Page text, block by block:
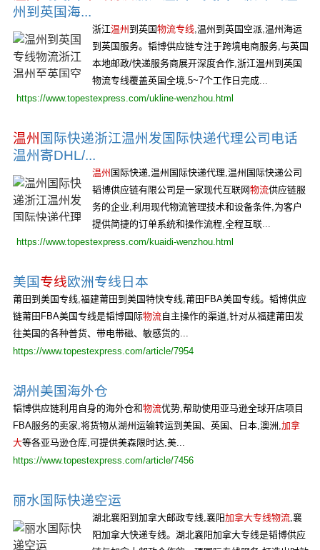
州到英国海...
浙江温州 到英国物流专线,温州到英国空派,温州海运
到英国服务。韬博供应链专注于跨境电商服务,与英国
本地邮政/快递服务商展开深度合作,浙江温州到英国
物流专线覆盖英国全境,5~7个工作日完成...
https://www.topestexpress.com/ukline-wenzhou.html
温州 国际快递浙江温州发国际快递代理公司电话
温州寄DHL/...
温州 国际快递,温州国际快递代理,温州国际快递公司
韬博供应链有限公司是一家现代互联网物流供应链服
务的企业,利用现代物流管理技术和设备条件,为客户
提供简捷的订单系统和操作流程,全程互联...
https://www.topestexpress.com/kuaidi-wenzhou.html
美国专线欧洲专线日本
莆田到美国专线,福建莆田到美国特快专线,莆田FBA美国专线。韬博供应
链莆田FBA美国专线是韬博国际物流自主操作的渠道,针对从福建莆田发
往美国的各种普货、带电带磁、敏感货的...
https://www.topestexpress.com/article/7954
湖州美国海外仓
韬博供应链利用自身的海外仓和物流优势,帮助使用亚马逊全球开店项目
FBA服务的卖家,将货物从湖州运输转运到美国、英国、日本,澳洲,加拿
大等各亚马逊仓库,可提供美森限时达,美...
https://www.topestexpress.com/article/7456
丽水国际快递空运
湖北襄阳到加拿大邮政专线,襄阳加拿大专线物流,襄
阳加拿大快递专线。湖北襄阳加拿大专线是韬博供应